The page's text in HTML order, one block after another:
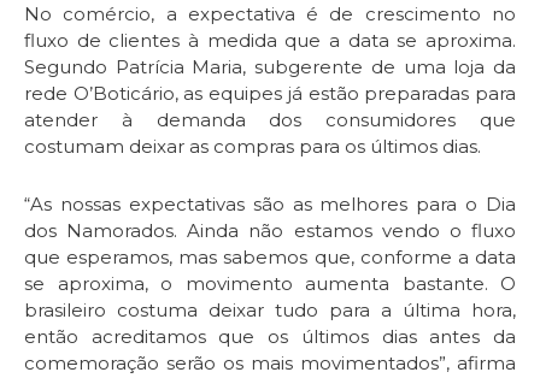
No comércio, a expectativa é de crescimento no
fluxo de clientes à medida que a data se aproxima.
Segundo Patrícia Maria, subgerente de uma loja da
rede O’Boticário, as equipes já estão preparadas para
atender à demanda dos consumidores que
costumam deixar as compras para os últimos dias.
“As nossas expectativas são as melhores para o Dia
dos Namorados. Ainda não estamos vendo o fluxo
que esperamos, mas sabemos que, conforme a data
se aproxima, o movimento aumenta bastante. O
brasileiro costuma deixar tudo para a última hora,
então acreditamos que os últimos dias antes da
comemoração serão os mais movimentados”, afirma